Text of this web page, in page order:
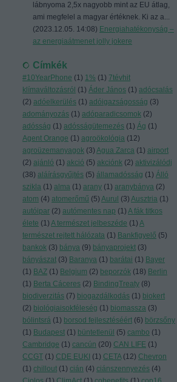
lábnyoma 2,5x nagyobb mint az EU átlag,
ami megfelel a magyar értéknek. Ki az a...
(2023.12.05. 14:08) Energiahatékonyság –
az energiaátmenet jolly jokere
Címkék
#10YearPhone (1) 1% (1) 7tévhit
klímaváltozásról (1) Áder János (1) adócsalás
(2) adóelkerülés (1) adóigazságosság (3)
adományozás (1) adóparadicsomok (2)
adósság (1) adósságütemezés (1) Ág (1)
Agent Orange (1) agroökológia (12)
agroüzemanyagok (3) Agua Zarca (1) airport
(2) ajánló (1) akció (5) akciónk (2) aktivizálódj
(38) aláírásgyűjtés (5) államadósság (1) Álló
szikla (1) alma (1) arany (1) aranybánya (2)
atom (4) atomerőmű (5) Aurul (3) Ausztria (1)
autóipar (2) autómentes nap (1) A fák titkos
élete (1) A természet jelbeszéde (1) A
természet rejtett hálózata (1) Bankfigyelő (5)
bankok (3) bánya (9) bányaprojekt (3)
bányászat (3) Baranya (1) barátai (1) Bayer
(1) BAZ (1) Belgium (2) beporzók (18) Berlin
(1) Berta Cáceres (2) BindingTreaty (8)
biodiverzitás (7) biogazdálkodás (1) biokert
(2) biológiaisokféleség (1) biomassza (3)
bólintsrá (1) borsod fejlesztéséért (6) börzsőny
(1) Budapest (1) büntetlenül (5) cambo (1)
Cambridge (1) cancún (20) CAN LIFE (1)
CCGT (1) CDE EUKI (1) CETA (12) Chevron
(1) chillout (1) cián (4) ciánszennyezés (4)